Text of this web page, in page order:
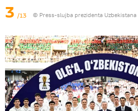
3 /13 © Press-slujba prezidenta Uzbekistana